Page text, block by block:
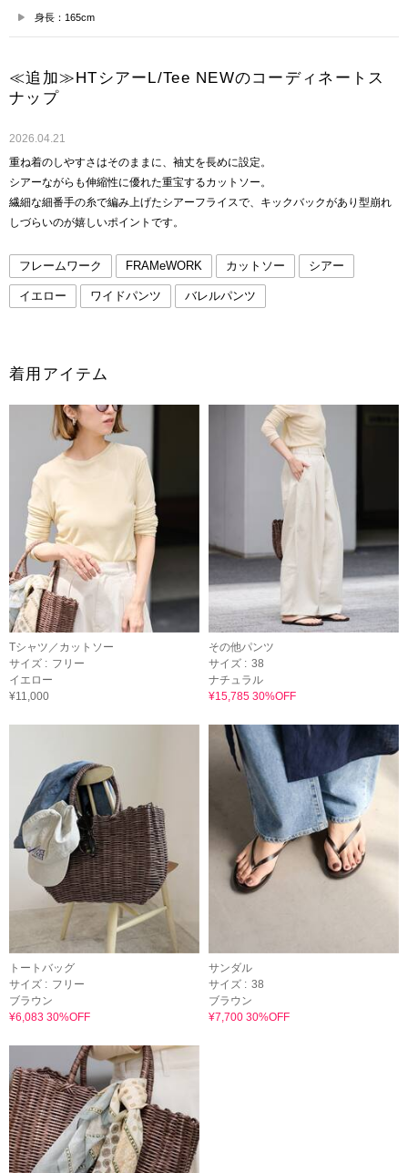
身長：165cm
≪追加≫HTシアーL/Tee NEWのコーディネートス
ナップ
2026.04.21
重ね着のしやすさはそのままに、袖丈を長めに設定。
シアーながらも伸縮性に優れた重宝するカットソー。
繊細な細番手の糸で編み上げたシアーフライスで、キックバックがあり型崩れ
しづらいのが嬉しいポイントです。
フレームワーク FRAMeWORK カットソー シアー
イエロー ワイドパンツ バレルパンツ
着用アイテム
Tシャツ／カットソー
サイズ : フリー
イエロー
¥11,000
その他パンツ
サイズ : 38
ナチュラル
¥15,785 30%OFF
トートバッグ
サイズ : フリー
ブラウン
¥6,083 30%OFF
サンダル
サイズ : 38
ブラウン
¥7,700 30%OFF